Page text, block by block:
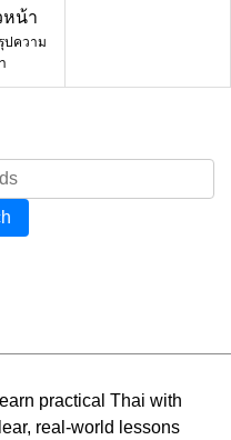
หน้า
ปความ
practical Thai with
real-world lessons